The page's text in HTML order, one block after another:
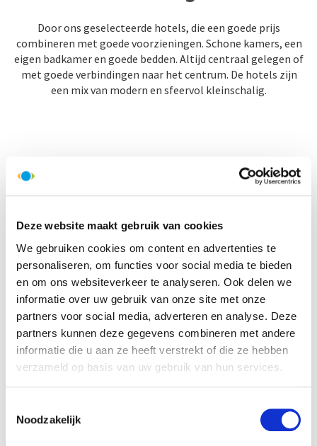
Deze website maakt gebruik van cookies
We gebruiken cookies om content en advertenties te
personaliseren, om functies voor social media te bieden
en om ons websiteverkeer te analyseren. Ook delen we
informatie over uw gebruik van onze site met onze
partners voor social media, adverteren en analyse. Deze
partners kunnen deze gegevens combineren met andere
informatie die u aan ze heeft verstrekt of die ze hebben
verzameld op basis van uw gebruik van hun services.
Noodzakelijk
Door ons geselecteerde hotels, die een goede prijs
combineren met goede voorzieningen. Schone kamers, een
eigen badkamer en goede bedden. Altijd centraal gelegen of
met goede verbindingen naar het centrum. De hotels zijn
een mix van modern en sfeervol kleinschalig.
Bhadgeon Guest House,
Bhaktapur
Chengdu Dreams Wenjun
Courtyard, Chengdu